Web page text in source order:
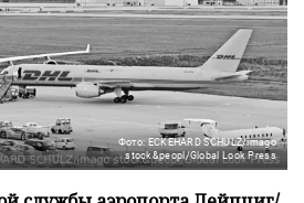
Фото: ECKEHARD SCHULZ/imago
stock&peopl/Global Look Press